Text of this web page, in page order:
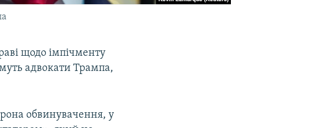
щодо імпічменту
адвокати Трампа,
обвинувачення, у